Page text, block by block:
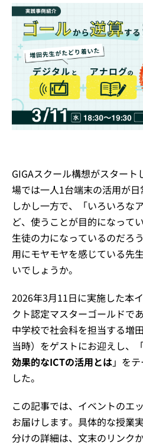
お知らせ
よくある質問
GIGAスクール構想がスター
場では一人1台端末の活用が日
しかし一方で、「いろいろな
ど、使うことが目的になって
生徒の力になっているのだろ
用にモヤモヤを感じている先
いでしょうか。
2026年3月11日に実施した本
クト認定マスターゴールドで
中学校で社会科を担当する増
当時）をゲストにお迎えし、
効果的なICTの活用とは」を
した。
この記事では、イベントのエ
お届けします。具体的な授業
分けの詳細は、文末のリンク